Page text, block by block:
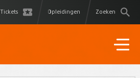
Tickets Opleidingen Zoeken